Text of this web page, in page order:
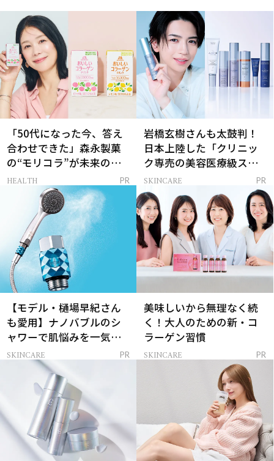
「50代になった今、答え
合わせできた」森永製菓
の“モリコラ”が未来のキ
レイを連れてくる！
HEALTH PR
岩橋玄樹さんも太鼓判！
日本上陸した「クリニッ
ク専売の美容医療級スキ
ンケア」
SKINCARE PR
【モデル・樋場早紀さん
も愛用】ナノバブルのシ
ャワーで肌悩みを一気に
解決
SKINCARE PR
美味しいから無理なく続
く！大人のための新・コ
ラーゲン習慣
SKINCARE PR